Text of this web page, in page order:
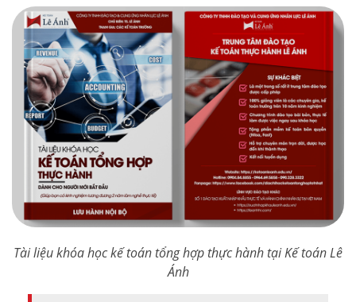
Tài liệu khóa học kế toán tổng hợp thực hành tại Kế toán Lê
Ánh